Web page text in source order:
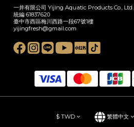
一井有限公司 Yijing Aquatic Products Co., Ltd.
統編 61837620
臺中市西區梅川西路一段67號1樓
yijingfresh@gmail.com
$ TWD 繁體中文